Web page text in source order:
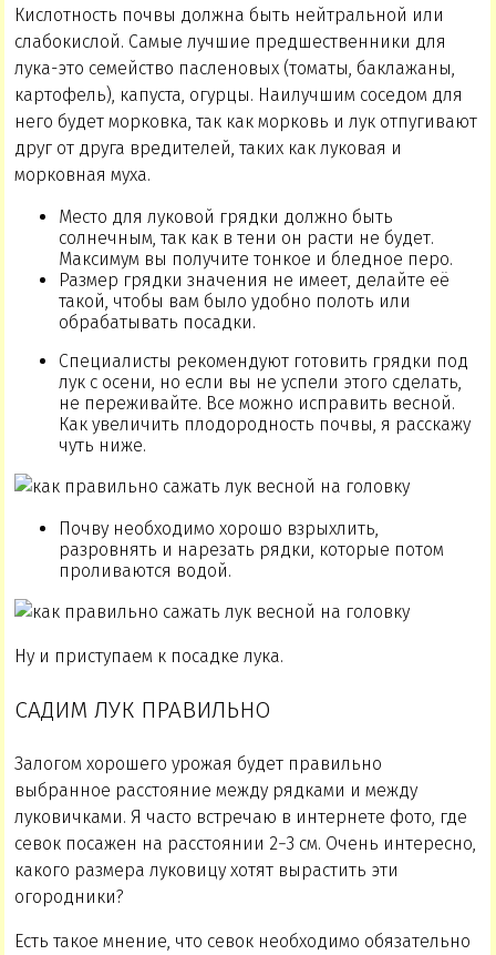
Кислотность почвы должна быть нейтральной или
слабокислой. Самые лучшие предшественники для
лука-это семейство пасленовых (томаты, баклажаны,
картофель), капуста, огурцы. Наилучшим соседом для
него будет морковка, так как морковь и лук отпугивают
друг от друга вредителей, таких как луковая и
морковная муха.
Место для луковой грядки должно быть
солнечным, так как в тени он расти не будет.
Максимум вы получите тонкое и бледное перо.
Размер грядки значения не имеет, делайте её
такой, чтобы вам было удобно полоть или
обрабатывать посадки.
Специалисты рекомендуют готовить грядки под
лук с осени, но если вы не успели этого сделать,
не переживайте. Все можно исправить весной.
Как увеличить плодородность почвы, я расскажу
чуть ниже.
Почву необходимо хорошо взрыхлить,
разровнять и нарезать рядки, которые потом
проливаются водой.
Ну и приступаем к посадке лука.
САДИМ ЛУК ПРАВИЛЬНО
Залогом хорошего урожая будет правильно
выбранное расстояние между рядками и между
луковичками. Я часто встречаю в интернете фото, где
севок посажен на расстоянии 2−3 см. Очень интересно,
какого размера луковицу хотят вырастить эти
огородники?
Есть такое мнение, что севок необходимо обязательно